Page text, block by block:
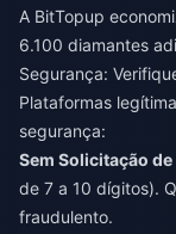
A BitTopup
6.100 diamantes
Segurança:
Plataformas
segurança:
Sem Solicitação de
de 7 a 10 dígitos).
fraudulento.